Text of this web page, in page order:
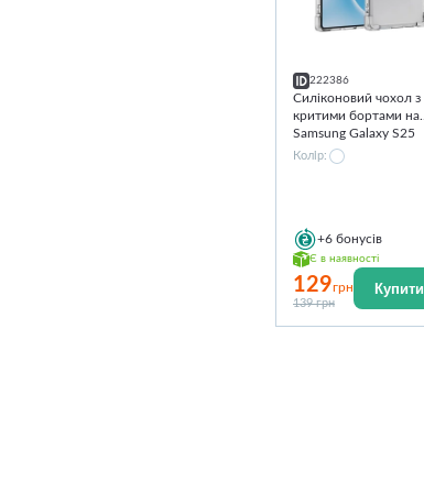
222386
Силіконовий чохол з
критими бортами на
Samsung Galaxy S25
Ultra
Колір:
+6 бонусів
Є в наявності
129грн
139 грн
Купити